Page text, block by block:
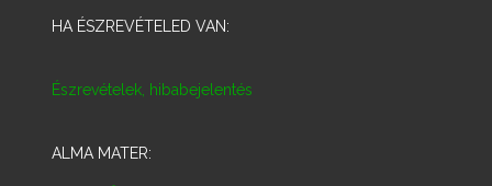
HA ÉSZREVÉTELED VAN:
Észrevételek, hibabejelentés
ALMA MATER: